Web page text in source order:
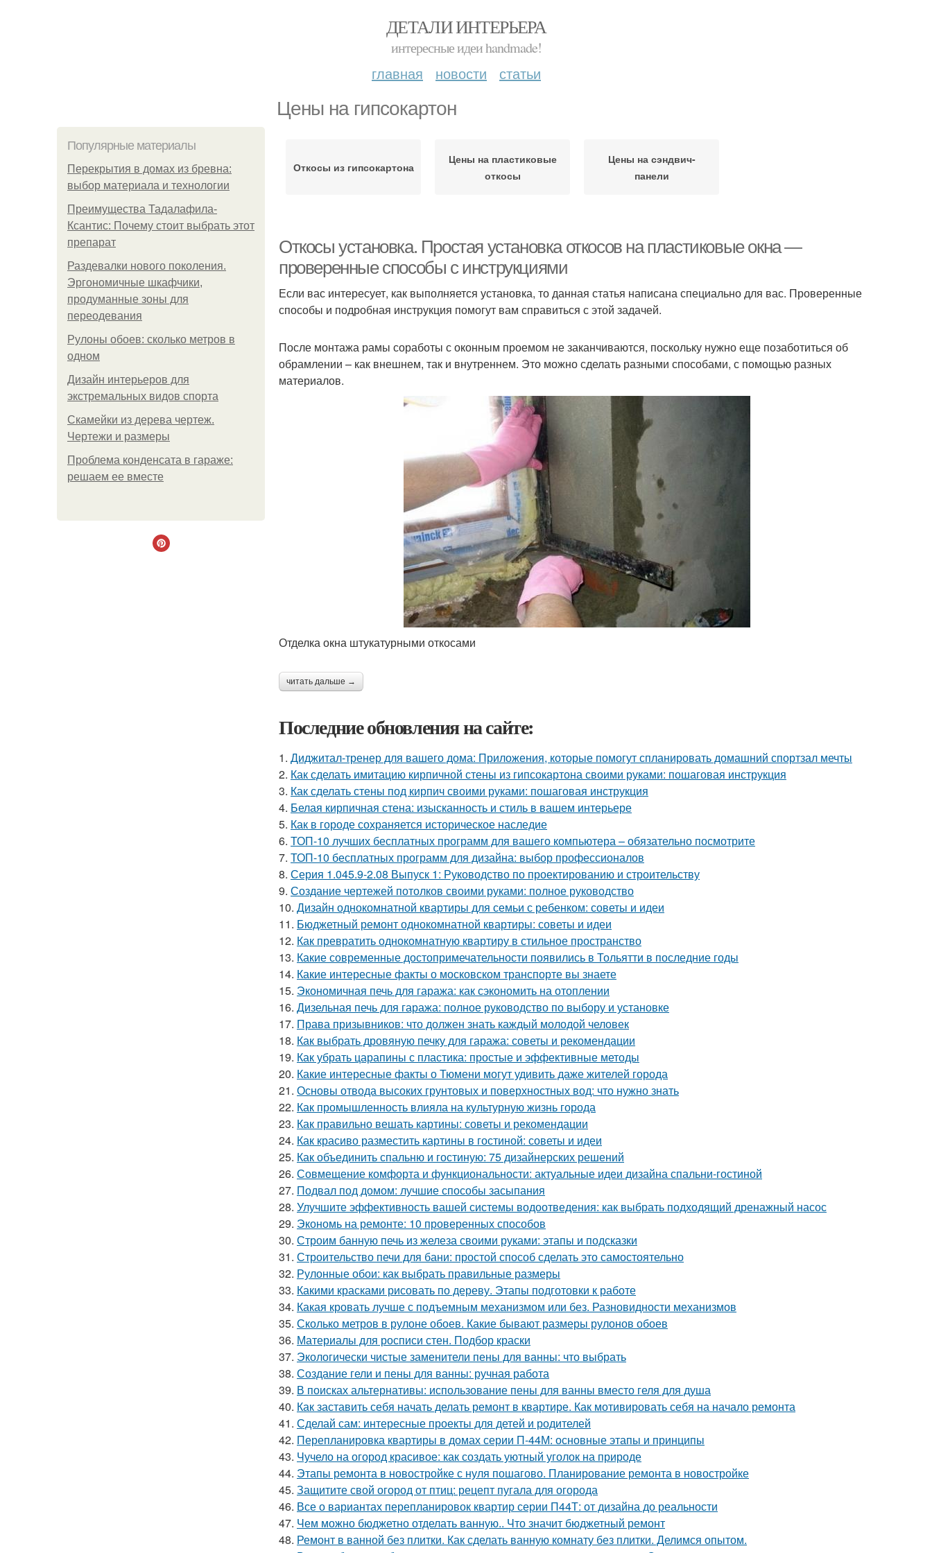
ДЕТАЛИ ИНТЕРЬЕРА
интересные идеи handmade!
главная новости статьи
Цены на гипсокартон
Популярные материалы
Перекрытия в домах из бревна:
выбор материала и технологии
Преимущества Тадалафила-
Ксантис: Почему стоит выбрать этот
препарат
Раздевалки нового поколения.
Эргономичные шкафчики,
продуманные зоны для
переодевания
Рулоны обоев: сколько метров в
одном
Дизайн интерьеров для
экстремальных видов спорта
Скамейки из дерева чертеж.
Чертежи и размеры
Проблема конденсата в гараже:
решаем ее вместе
Откосы из гипсокартона
Цены на пластиковые
откосы
Цены на сэндвич-
панели
Откосы установка. Простая установка откосов на пластиковые окна —
проверенные способы с инструкциями
Если вас интересует, как выполняется установка, то данная статья написана специально для вас. Проверенные
способы и подробная инструкция помогут вам справиться с этой задачей.
После монтажа рамы соработы с оконным проемом не заканчиваются, поскольку нужно еще позаботиться об
обрамлении – как внешнем, так и внутреннем. Это можно сделать разными способами, с помощью разных
материалов.
Отделка окна штукатурными откосами
читать дальше →
Последние обновления на сайте:
1. Диджитал-тренер для вашего дома: Приложения, которые помогут спланировать домашний спортзал мечты
2. Как сделать имитацию кирпичной стены из гипсокартона своими руками: пошаговая инструкция
3. Как сделать стены под кирпич своими руками: пошаговая инструкция
4. Белая кирпичная стена: изысканность и стиль в вашем интерьере
5. Как в городе сохраняется историческое наследие
6. ТОП-10 лучших бесплатных программ для вашего компьютера – обязательно посмотрите
7. ТОП-10 бесплатных программ для дизайна: выбор профессионалов
8. Серия 1.045.9-2.08 Выпуск 1: Руководство по проектированию и строительству
9. Создание чертежей потолков своими руками: полное руководство
10. Дизайн однокомнатной квартиры для семьи с ребенком: советы и идеи
11. Бюджетный ремонт однокомнатной квартиры: советы и идеи
12. Как превратить однокомнатную квартиру в стильное пространство
13. Какие современные достопримечательности появились в Тольятти в последние годы
14. Какие интересные факты о московском транспорте вы знаете
15. Экономичная печь для гаража: как сэкономить на отоплении
16. Дизельная печь для гаража: полное руководство по выбору и установке
17. Права призывников: что должен знать каждый молодой человек
18. Как выбрать дровяную печку для гаража: советы и рекомендации
19. Как убрать царапины с пластика: простые и эффективные методы
20. Какие интересные факты о Тюмени могут удивить даже жителей города
21. Основы отвода высоких грунтовых и поверхностных вод: что нужно знать
22. Как промышленность влияла на культурную жизнь города
23. Как правильно вешать картины: советы и рекомендации
24. Как красиво разместить картины в гостиной: советы и идеи
25. Как объединить спальню и гостиную: 75 дизайнерских решений
26. Совмещение комфорта и функциональности: актуальные идеи дизайна спальни-гостиной
27. Подвал под домом: лучшие способы засыпания
28. Улучшите эффективность вашей системы водоотведения: как выбрать подходящий дренажный насос
29. Экономь на ремонте: 10 проверенных способов
30. Строим банную печь из железа своими руками: этапы и подсказки
31. Строительство печи для бани: простой способ сделать это самостоятельно
32. Рулонные обои: как выбрать правильные размеры
33. Какими красками рисовать по дереву. Этапы подготовки к работе
34. Какая кровать лучше с подъемным механизмом или без. Разновидности механизмов
35. Сколько метров в рулоне обоев. Какие бывают размеры рулонов обоев
36. Материалы для росписи стен. Подбор краски
37. Экологически чистые заменители пены для ванны: что выбрать
38. Создание гели и пены для ванны: ручная работа
39. В поисках альтернативы: использование пены для ванны вместо геля для душа
40. Как заставить себя начать делать ремонт в квартире. Как мотивировать себя на начало ремонта
41. Сделай сам: интересные проекты для детей и родителей
42. Перепланировка квартиры в домах серии П-44М: основные этапы и принципы
43. Чучело на огород красивое: как создать уютный уголок на природе
44. Этапы ремонта в новостройке с нуля пошагово. Планирование ремонта в новостройке
45. Защитите свой огород от птиц: рецепт пугала для огорода
46. Все о вариантах перепланировок квартир серии П44Т: от дизайна до реальности
47. Чем можно бюджетно отделать ванную.. Что значит бюджетный ремонт
48. Ремонт в ванной без плитки. Как сделать ванную комнату без плитки. Делимся опытом.